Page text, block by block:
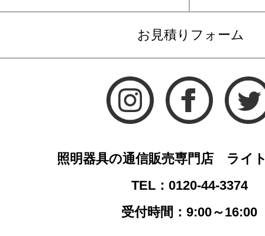
お見積りフォーム
照明器具の通信販売専門店 ライ
TEL：0120-44-3374
受付時間：9:00～16:00